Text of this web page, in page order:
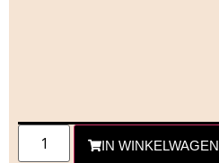
IN WINKELWAGEN